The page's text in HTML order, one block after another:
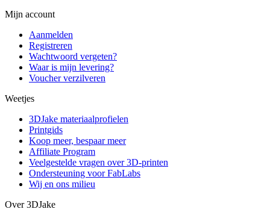
Mijn account
Aanmelden
Registreren
Wachtwoord vergeten?
Waar is mijn levering?
Voucher verzilveren
Weetjes
3DJake materiaalprofielen
Printgids
Koop meer, bespaar meer
Affiliate Program
Veelgestelde vragen over 3D-printen
Ondersteuning voor FabLabs
Wij en ons milieu
Over 3DJake